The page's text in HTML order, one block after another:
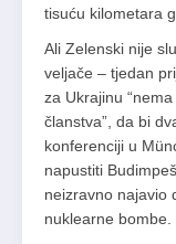
tisuću kilometara
Ali Zelenski nije
veljače – tjedan
za Ukrajinu
članstva”, da bi
konferenciji u
napustiti
neizravno najavio
nuklearne bombe.